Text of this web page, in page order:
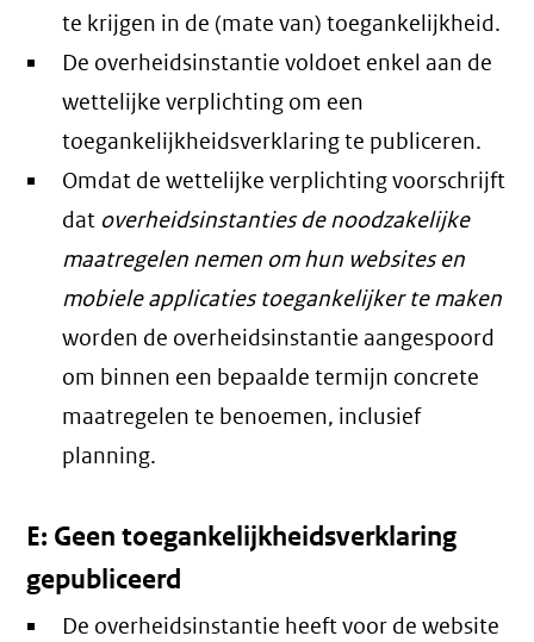
te krijgen in de (mate van) toegankelijkheid.
De overheidsinstantie voldoet enkel aan de
wettelijke verplichting om een
toegankelijkheidsverklaring te publiceren.
Omdat de wettelijke verplichting voorschrijft
dat overheidsinstanties de noodzakelijke
maatregelen nemen om hun websites en
mobiele applicaties toegankelijker te maken
worden de overheidsinstantie aangespoord
om binnen een bepaalde termijn concrete
maatregelen te benoemen, inclusief
planning.
E: Geen toegankelijkheidsverklaring
gepubliceerd
De overheidsinstantie heeft voor de website